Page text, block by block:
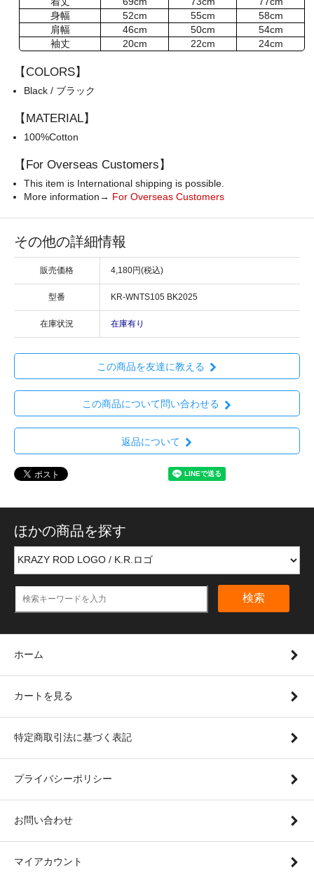
身幅
52cm 55cm
58cm
肩幅
46cm 50cm
54cm
袖丈
20cm 22cm 24cm
【COLORS】
Black / ブラック
【MATERIAL】
100%Cotton
【For Overseas Customers】
This item is International shipping is possible.
More information→ For Overseas Customers
その他の詳細情報
販売価格 4,180円(税込)
型番 KR-WNTS105 BK2025
在庫状況 在庫有り
この商品を友達に教える
この商品について問い合わせる
返品について
ほかの商品を探す
検索
ホーム
カートを見る
特定商取引法に基づく表記
プライバシーポリシー
お問い合わせ
マイアカウント